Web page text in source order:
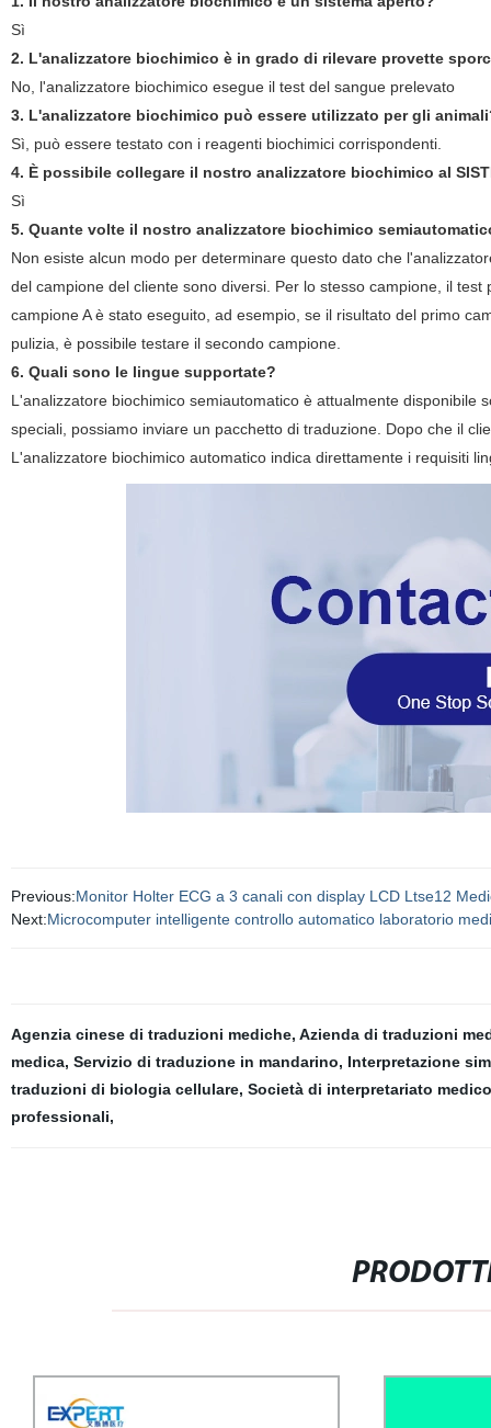
Sì
2. L'analizzatore biochimico è in grado di rilevare provette
No, l'analizzatore biochimicoesegue il test del sangue prelevato
3. L'analizzatore biochimico può essere utilizzato per gli
Sì, può essere testato con i reagenti biochimici corrispondenti.
4. È possibilecollegare il nostro analizzatore biochimico al
Sì
5. Quante volte il nostro analizzatore biochimico
Non esiste alcun modo per determinare questo dato che
del campione del cliente sono diversi. Per lo stesso campione, il
campione A è stato eseguito, ad esempio, se il risultato del primo
pulizia, è possibile testare il secondo campione.
6. Quali sono le lingue supportate?
L'analizzatore biochimico semiautomaticoè attualmente disponibile
speciali, possiamo inviare un pacchetto di traduzione. Dopo che il
L'analizzatore biochimico automaticoindica direttamente i requisiti
Previous:Monitor Holter ECG a 3 canali con display LCD Ltse12
Next:Microcomputer intelligente controllo automatico laboratorio
Agenzia cinese di traduzioni mediche, Azienda di traduzioni
medica, Servizio di traduzione in mandarino, Interpretazione
traduzioni di biologia cellulare, Società di interpretariato medico
professionali,